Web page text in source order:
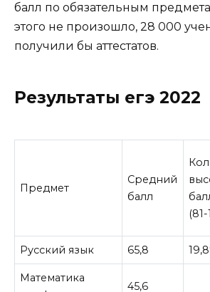
балл по обязательным
этого не произошло, 28 000
получили бы аттестатов.
Результаты егэ 2022
Предмет
Средний
балл
Русский язык 65,8
Математика
45,6